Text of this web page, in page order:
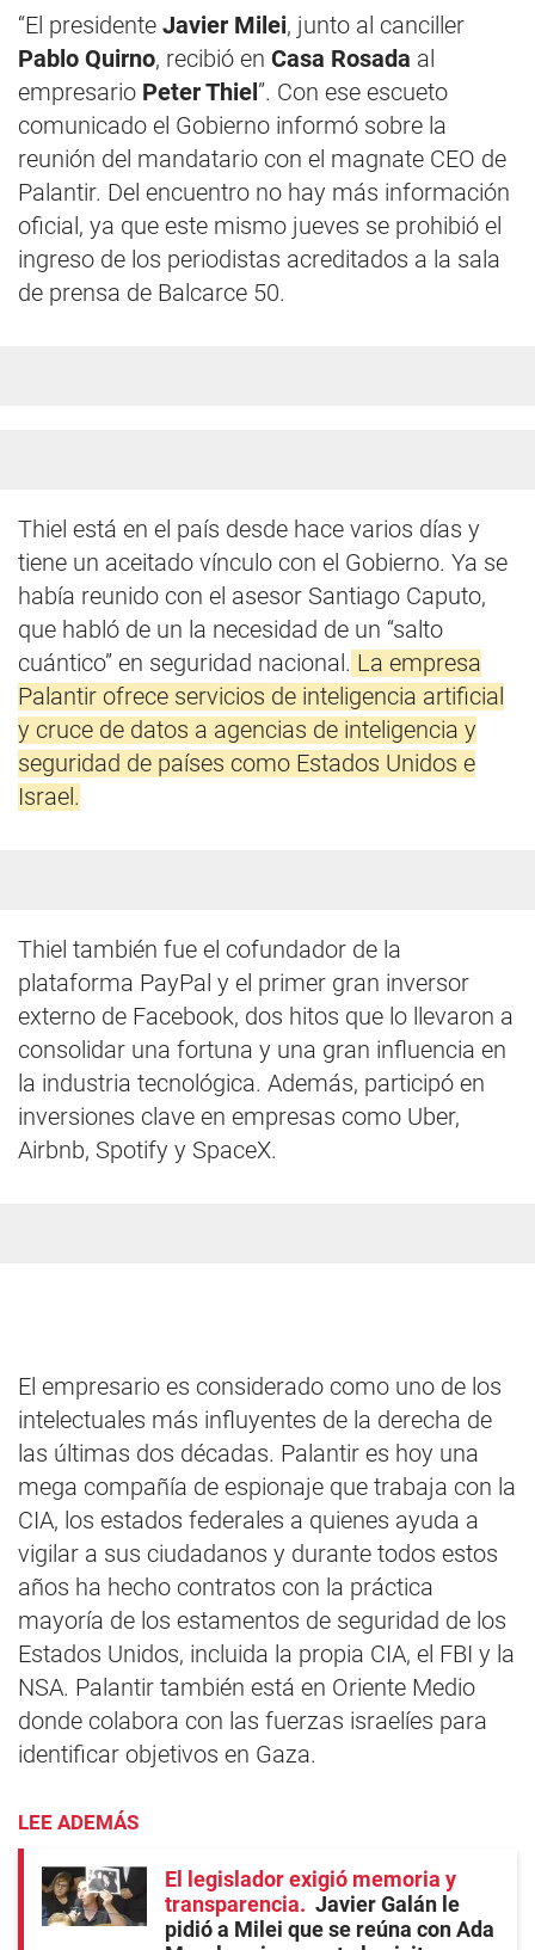
“El presidente Javier Milei, junto al canciller
Pablo Quirno, recibió en Casa Rosada al
empresario Peter Thiel ”. Con ese escueto
comunicado el Gobierno informó sobre la
reunión del mandatario con el magnate CEO de
Palantir. Del encuentro no hay más información
oficial, ya que este mismo jueves se prohibió el
ingreso de los periodistas acreditados a la sala
de prensa de Balcarce 50.
Thiel está en el país desde hace varios días y
tiene un aceitado vínculo con el Gobierno. Ya se
había reunido con el asesor Santiago Caputo,
que habló de un la necesidad de un “salto
cuántico” en seguridad nacional. La empresa
Palantir ofrece servicios de inteligencia artificial
y cruce de datos a agencias de inteligencia y
seguridad de países como Estados Unidos e
Israel.
Thiel también fue el cofundador de la
plataforma PayPal y el primer gran inversor
externo de Facebook, dos hitos que lo llevaron a
consolidar una fortuna y una gran influencia en
la industria tecnológica. Además, participó en
inversiones clave en empresas como Uber,
Airbnb, Spotify y SpaceX.
El empresario es considerado como uno de los
intelectuales más influyentes de la derecha de
las últimas dos décadas. Palantir es hoy una
mega compañía de espionaje que trabaja con la
CIA, los estados federales a quienes ayuda a
vigilar a sus ciudadanos y durante todos estos
años ha hecho contratos con la práctica
mayoría de los estamentos de seguridad de los
Estados Unidos, incluida la propia CIA, el FBI y la
NSA. Palantir también está en Oriente Medio
donde colabora con las fuerzas israelíes para
identificar objetivos en Gaza.
LEE ADEMÁS
El legislador exigió memoria y
transparencia
Javier Galán le
pidió a Milei que se reúna con Ada